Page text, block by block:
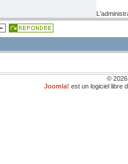
© 2026
Joomla! est un logiciel libre